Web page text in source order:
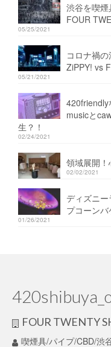
渋谷を喫
FOUR
05/25/2021
コロナ禍
ZiPPY! vs
05/21/2021
420friendly
musicと
生？！
02/24/2021
領域展開
02/02/2021
ディズニ
プコーン
01/26/2021
FOUR TWENTY
喫煙具/パイプ/CBD/渋